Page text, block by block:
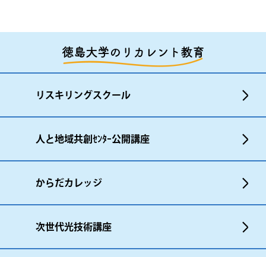
徳島大学のリカレント教育
リスキリングスクール
人と地域共創ｾﾝﾀｰ公開講座
からだカレッジ
次世代光技術講座